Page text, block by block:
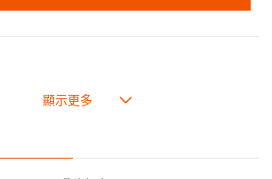
波爐，也可放入焗爐，耐熱程度高達260℃。